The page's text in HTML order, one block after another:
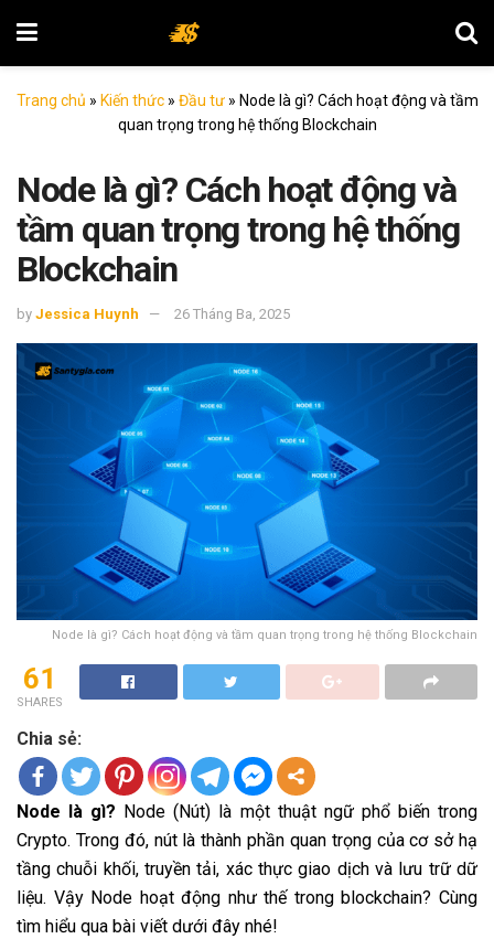
Trang chủ » Kiến thức» Đầu tư» Node là gì? Cách hoạt động và tầm
quan trọng trong hệ thống Blockchain
Node là gì? Cách hoạt động và
tầm quan trọng trong hệ thống
Blockchain
by Jessica Huynh 26 Tháng Ba, 2025
Node là gì? Cách hoạt động và tầm quan trọng trong hệ thống Blockchain
61
SHARES
Chia sẻ:
Node là gì? Node (Nút) là một thuật ngữ phổ biến trong
Crypto. Trong đó, nút là thành phần quan trọng của cơ sở hạ
tầng chuỗi khối, truyền tải, xác thực giao dịch và lưu trữ dữ
liệu. Vậy Node hoạt động như thế trong blockchain? Cùng
tìm hiểu qua bài viết dưới đây nhé!